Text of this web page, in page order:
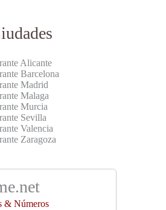
Alicante
Barcelona
Madrid
Malaga
Murcia
Sevilla
Valencia
Zaragoza
& Números